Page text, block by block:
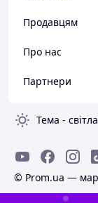
Продавцям
Про нас
Партнери
Тема - світла
© Prom.ua —